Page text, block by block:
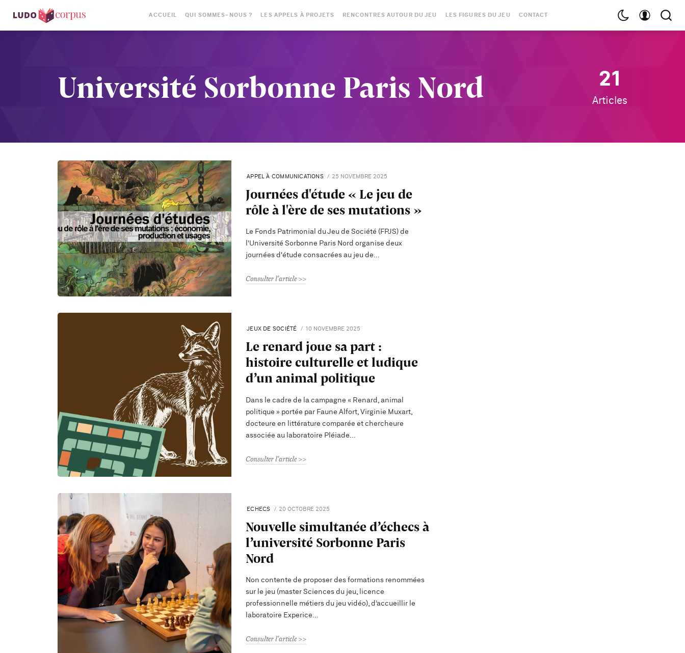
ACCUEIL QUI SOMMES-NOUS ? LES APPELS À PROJETS RENCONTRES AUTOUR DU JEU LES FIGURES DU JEU CONTACT
Université Sorbonne Paris Nord 21
Articles
APPEL À COMMUNICATIONS 25 NOVEMBRE 2025
Journées d'étude « Le jeu de
rôle à l'ère de ses mutations »
Le Fonds Patrimonial du Jeu de Société (FPJS) de
l'Université Sorbonne Paris Nord organise deux
journées d'étude consacrées au jeu de
Consulter l'article
JEUX DE SOCIÉTÉ 10 NOVEMBRE 2025
Le renard joue sa part :
histoire culturelle et ludique
d’un animal politique
Dans le cadre de la campagne « Renard, animal
politique » portée par Faune Alfort, Virginie Muxart,
docteure en littérature comparée et chercheure
associée au laboratoire Pléiade
Consulter l'article
ECHECS 20 OCTOBRE 2025
Nouvelle simultanée d’échecs à
l’université Sorbonne Paris
Nord
Non contente de proposer des formations renommées
sur le jeu (master Sciences du jeu, licence
professionnelle métiers du jeu vidéo), d’accueillir le
laboratoire Experice
Consulter l'article